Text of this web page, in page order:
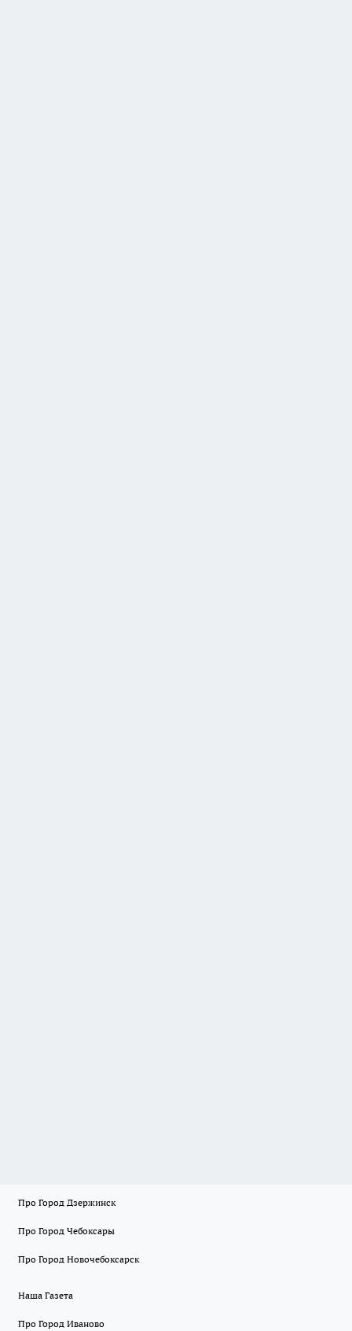
Про Город Дзержинск
Про Город Чебоксары
Про Город Новочебоксарск
Наша Газета
Про Город Иваново